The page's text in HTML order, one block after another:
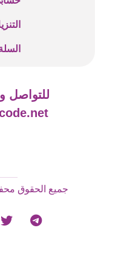
السلة
للتواصل
جميع الحقوق